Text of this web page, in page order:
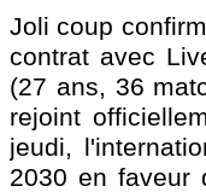
Joli coup
contrat avec
(27 ans, 36
rejoint
jeudi,
2030 en faveur